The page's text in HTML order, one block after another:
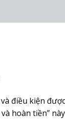
điều kiện
hoàn tiền”